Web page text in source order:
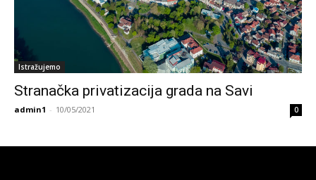
Istražujemo
Stranačka privatizacija grada na Savi
admin1 - 10/05/2021 0